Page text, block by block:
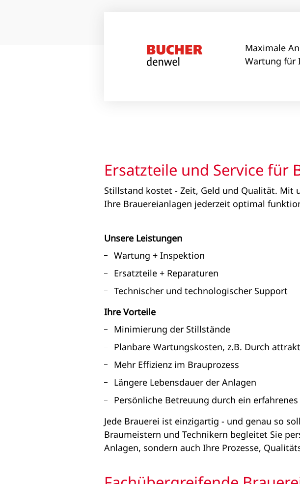
Maximale
Wartung für
Ersatzteile und Service für
Stillstand kostet - Zeit, Geld und Qualität. Mit
Ihre Brauereianlagen jederzeit optimal
Unsere Leistungen
Wartung + Inspektion
Ersatzteile + Reparaturen
Technischer und technologischer Support
Ihre Vorteile
Minimierung der Stillstände
Planbare Wartungskosten, z.B. Durch
Mehr Effizienz im Brauprozess
Längere Lebensdauer der Anlagen
Persönliche Betreuung durch ein
Jede Brauerei ist einzigartig - und genau so
Braumeistern und Technikern begleitet Sie
Anlagen, sondern auch Ihre Prozesse,